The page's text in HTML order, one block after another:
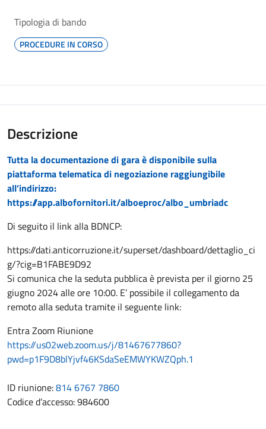
Tipologia di bando
PROCEDURE IN CORSO
Descrizione
Tutta la documentazione di gara è disponibile sulla
piattaforma telematica di negoziazione raggiungibile
all’indirizzo:
https://app.albofornitori.it/alboeproc/albo_umbriadc
Di seguito il link alla BDNCP:
https://dati.anticorruzione.it/superset/dashboard/dettaglio_ci
g/?cig=B1FABE9D92
Si comunica che la seduta pubblica è prevista per il giorno 25
giugno 2024 alle ore 10:00. E’ possibile il collegamento da
remoto alla seduta tramite il seguente link:
Entra Zoom Riunione
https://us02web.zoom.us/j/81467677860?
pwd=p1F9D8blYjvf46KSdaSeEMWYKWZQph.1
ID riunione:814 6767 7860
Codice d’accesso: 984600